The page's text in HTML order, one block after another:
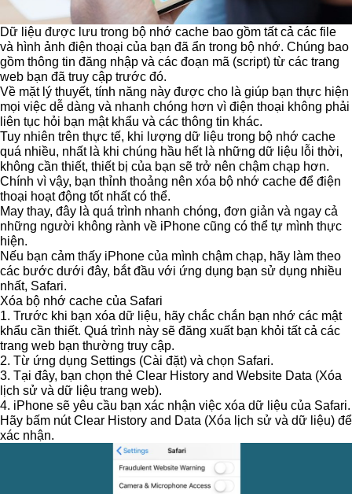
Dữ liệu được lưu trong bộ nhớ cache bao gồm tất cả các file
và hình ảnh điện thoại của bạn đã ẩn trong bộ nhớ. Chúng bao
gồm thông tin đăng nhập và các đoạn mã (script) từ các trang
web bạn đã truy cập trước đó.
Về mặt lý thuyết, tính năng này được cho là giúp bạn thực hiện
mọi việc dễ dàng và nhanh chóng hơn vì điện thoại không phải
liên tục hỏi bạn mật khẩu và các thông tin khác.
Tuy nhiên trên thực tế, khi lượng dữ liệu trong bộ nhớ cache
quá nhiều, nhất là khi chúng hầu hết là những dữ liệu lỗi thời,
không cần thiết, thiết bị của bạn sẽ trở nên chậm chạp hơn.
Chính vì vậy, bạn thỉnh thoảng nên xóa bộ nhớ cache để điện
thoại hoạt động tốt nhất có thể.
May thay, đây là quá trình nhanh chóng, đơn giản và ngay cả
những người không rành về iPhone cũng có thể tự mình thực
hiện.
Nếu bạn cảm thấy iPhone của mình chậm chạp, hãy làm theo
các bước dưới đây, bắt đầu với ứng dụng bạn sử dụng nhiều
nhất, Safari.
Xóa bộ nhớ cache của Safari
1. Trước khi bạn xóa dữ liệu, hãy chắc chắn bạn nhớ các mật
khẩu cần thiết. Quá trình này sẽ đăng xuất bạn khỏi tất cả các
trang web bạn thường truy cập.
2. Từ ứng dụng Settings (Cài đặt) và chọn Safari.
3. Tại đây, bạn chọn thẻ Clear History and Website Data (Xóa
lịch sử và dữ liệu trang web).
4. iPhone sẽ yêu cầu bạn xác nhận việc xóa dữ liệu của Safari.
Hãy bấm nútClear History and Data (Xóa lịch sử và dữ liệu) để
xác nhận.